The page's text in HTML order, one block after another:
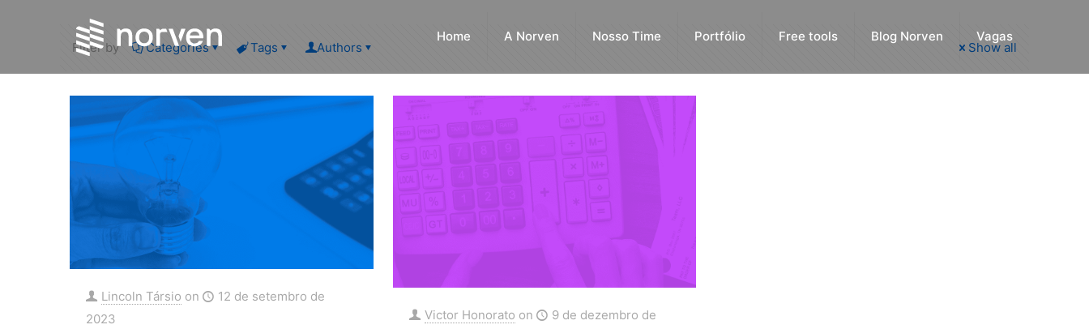
Home A Norven Nosso Time Portfólio Free tools Blog Norven Vagas
Filter by Categories Tags Authors Show all
Lincoln Társio on
12 de setembro de
2023
Victor Honorato on
9 de dezembro de